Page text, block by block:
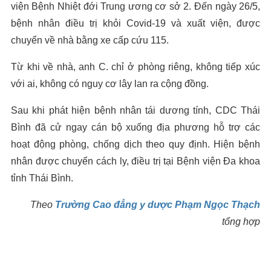
viện Bệnh Nhiệt đới Trung ương cơ sở 2. Đến ngày 26/5,
bệnh nhân điều trị khỏi Covid-19 và xuất viện, được
chuyển về nhà bằng xe cấp cứu 115.
Từ khi về nhà, anh C. chỉ ở phòng riêng, không tiếp xúc
với ai, không có nguy cơ lây lan ra cộng đồng.
Sau khi phát hiện bệnh nhân tái dương tính, CDC Thái
Bình đã cử ngay cán bộ xuống địa phương hỗ trợ các
hoạt động phòng, chống dịch theo quy định. Hiện bệnh
nhân được chuyển cách ly, điều trị tại Bệnh viện Đa khoa
tỉnh Thái Bình.
Theo Trường Cao đẳng y dược Phạm Ngọc Thạch
tổng hợp